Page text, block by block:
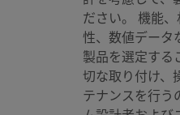
ださい。 機能
性、数値データ
製品を選定する
切な取り付け、
テナンスを行う